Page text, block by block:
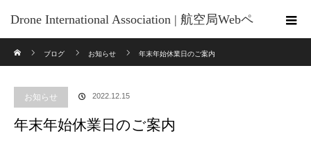
Drone International Association | 航空局Webペ
ージの 「無人航空機の講習団体及び管理団
体一覧」 に掲載されています
ブログ
お知らせ 年末年始休業日のご案内
お知らせ 2022.12.15
年末年始休業日のご案内